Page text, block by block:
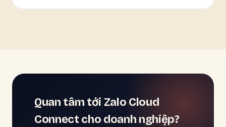
Quan tâm tới Zalo Cloud
Connect cho doanh nghiệp?